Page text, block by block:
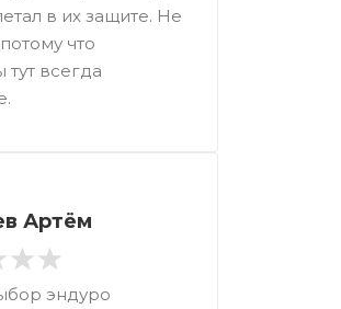
в их защите. Не
что
тут всегда
Артём
эндуро